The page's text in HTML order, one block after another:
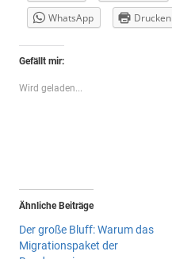
WhatsApp
Drucken
Gefällt mir:
Wird geladen...
Ähnliche Beiträge
Der große Bluff: Warum das
Migrationspaket der